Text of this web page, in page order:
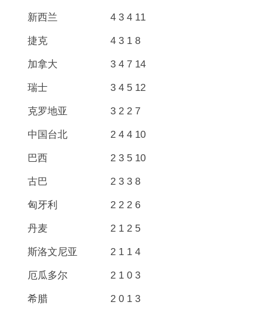
新西兰 4 3 4 11
捷克 4 3 1 8
加拿大 3 4 7 14
瑞士 3 4 5 12
克罗地亚 3 2 2 7
中国台北 2 4 4 10
巴西 2 3 5 10
古巴 2 3 3 8
匈牙利 2 2 2 6
丹麦 2 1 2 5
斯洛文尼亚 2 1 1 4
厄瓜多尔 2 1 0 3
希腊 2 0 1 3